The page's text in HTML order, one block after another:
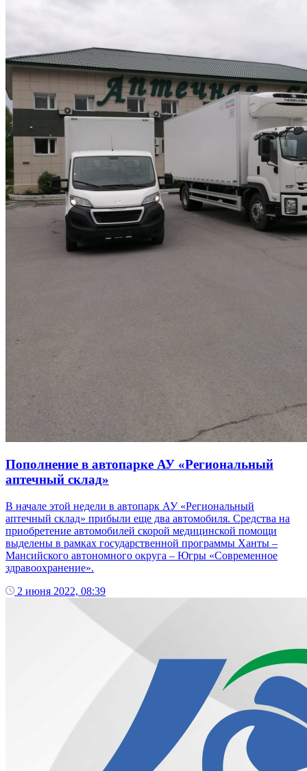
Пополнение в автопарке АУ «Региональный
аптечный склад»
В начале этой недели в автопарк АУ «Региональный
аптечный склад» прибыли еще два автомобиля. Средства на
приобретение автомобилей скорой медицинской помощи
выделены в рамках государственной программы Ханты –
Мансийского автономного округа – Югры «Современное
здравоохранение».
2 июня 2022, 08:39